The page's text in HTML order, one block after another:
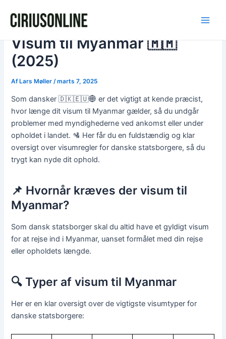
indholdet
Visum til Myanmar 🇲🇲
(2025)
AfLars Møller /marts 7, 2025
Som dansker 🇩🇰🇪🇺🌐 er det vigtigt at kende præcist,
hvor længe dit visum til Myanmar gælder, så du undgår
problemer med myndighederne ved ankomst eller under
opholdet i landet. 🛂 Her får du en fuldstændig og klar
oversigt over visumregler for danske statsborgere, så du
trygt kan nyde dit ophold.
📌 Hvornår kræves der visum til
Myanmar?
Som dansk statsborger skal du altid have et gyldigt visum
for at rejse ind i Myanmar, uanset formålet med din rejse
eller opholdets længde.
🔍 Typer af visum til Myanmar
Her er en klar oversigt over de vigtigste visumtyper for
danske statsborgere:
navigation